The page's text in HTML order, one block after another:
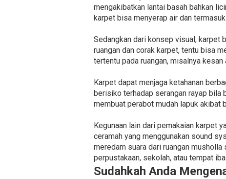
mengakibatkan lantai basah bahkan
karpet bisa menyerap air dan
Sedangkan dari konsep visual, karpet
ruangan dan corak karpet, tentu bisa
tertentu pada ruangan, misalnya
Karpet dapat menjaga ketahanan
berisiko terhadap serangan rayap bila
membuat perabot mudah lapuk akibat
Kegunaan lain dari pemakaian karpet
ceramah yang menggunakan sound
meredam suara dari ruangan
perpustakaan, sekolah, atau tempat
Sudahkah Anda